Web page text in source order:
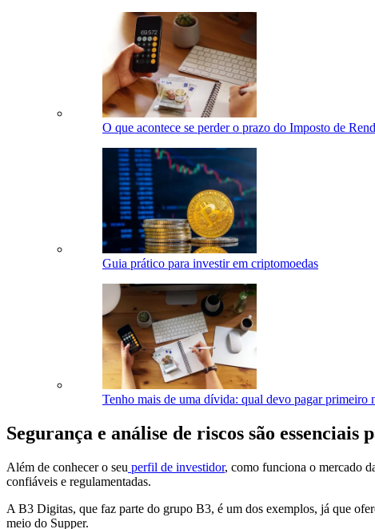
O que acontece se perder o prazo do Imposto de
Guia prático para investir em criptomoedas
Tenho mais de uma dívida: qual devo pagar primeiro
Segurança e análise de riscos são
Além de conhecer o seu perfil de investidor, como funciona o mercado
confiáveis e regulamentadas.
A B3 Digitas, que faz parte do grupo B3, é um dos exemplos, já que
meio do Supper.